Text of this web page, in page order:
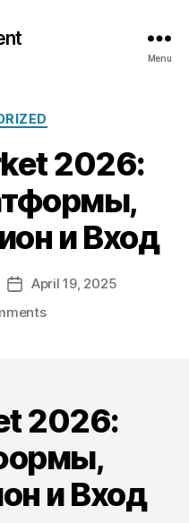
Menu
2026:
и Вход
PostApril 19, 2025
on
Платформы,
Зеркало
Онион
и
Вход
2026:
и Вход